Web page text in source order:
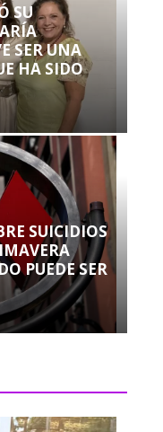
SU
SER UNA
HA SIDO
SUICIDIOS
PUEDE SER